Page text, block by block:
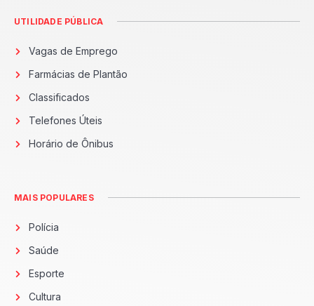
UTILIDADE PÚBLICA
Vagas de Emprego
Farmácias de Plantão
Classificados
Telefones Úteis
Horário de Ônibus
MAIS POPULARES
Polícia
Saúde
Esporte
Cultura